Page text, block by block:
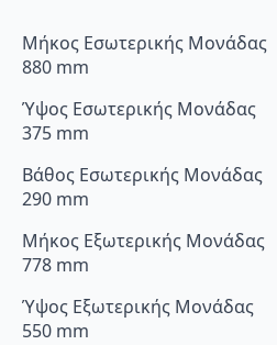
Μήκος Εσωτερικής Μονάδας
880 mm
Ύψος Εσωτερικής Μονάδας
375 mm
Βάθος Εσωτερικής Μονάδας
290 mm
Μήκος Εξωτερικής Μονάδας
778 mm
Ύψος Εξωτερικής Μονάδας
550 mm